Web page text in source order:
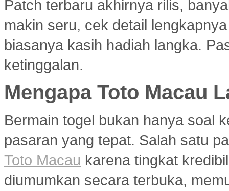
Patch terbaru akhirnya rilis,
makin seru, cek detail
biasanya kasih hadiah langka.
ketinggalan.
Mengapa Toto Macau
Bermain togel bukan hanya soal
pasaran yang tepat. Salah satu
Toto Macau karena tingkat
diumumkan secara terbuka,